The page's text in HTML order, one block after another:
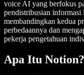
voice AI yang berfokus
pendistribusian
membandingkan kedua
perbedaannya dan
pekerja pengetahuan
Apa Itu Notion?